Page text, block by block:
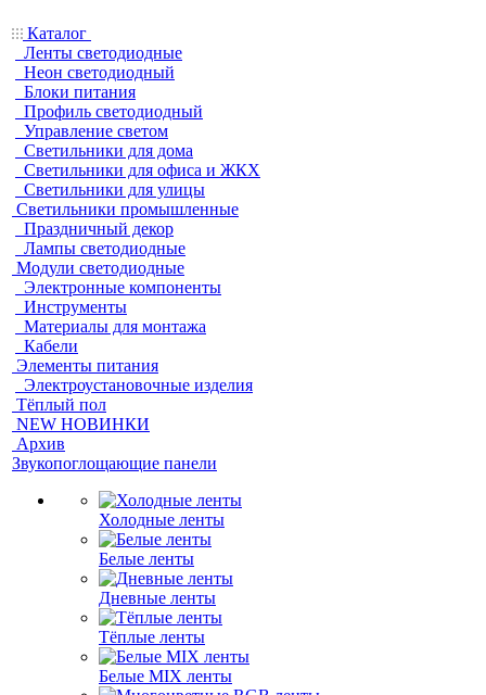
Каталог
Ленты светодиодные
Неон светодиодный
Блоки питания
Профиль светодиодный
Управление светом
Светильники для дома
Светильники для офиса и ЖКХ
Светильники для улицы
Светильники промышленные
Праздничный декор
Лампы светодиодные
Модули светодиодные
Электронные компоненты
Инструменты
Материалы для монтажа
Кабели
Элементы питания
Электроустановочные изделия
Тёплый пол
NEW НОВИНКИ
Архив
Звукопоглощающие панели
Холодные ленты
Белые ленты
Дневные ленты
Тёплые ленты
Белые MIX ленты